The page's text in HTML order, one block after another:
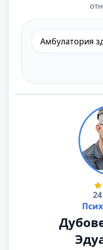
Амбулатория